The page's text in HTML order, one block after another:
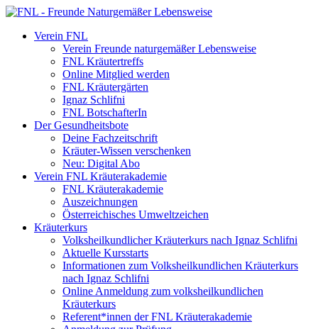
Verein FNL
Verein Freunde naturgemäßer Lebensweise
FNL Kräutertreffs
Online Mitglied werden
FNL Kräutergärten
Ignaz Schlifni
FNL BotschafterIn
Der Gesundheitsbote
Deine Fachzeitschrift
Kräuter-Wissen verschenken
Neu: Digital Abo
Verein FNL Kräuterakademie
FNL Kräuterakademie
Auszeichnungen
Österreichisches Umweltzeichen
Kräuterkurs
Volksheilkundlicher Kräuterkurs nach Ignaz Schlifni
Aktuelle Kursstarts
Informationen zum Volksheilkundlichen Kräuterkurs
nach Ignaz Schlifni
Online Anmeldung zum volksheilkundlichen
Kräuterkurs
Referent*innen der FNL Kräuterakademie